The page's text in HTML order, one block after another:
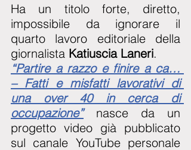
Ha un titolo forte, diretto,
impossibile da ignorare il
quarto lavoro editoriale della
giornalista Katiuscia Laneri.
“Partire a razzo e finire a ca…
– Fatti e misfatti lavorativi di
una over 40 in cerca di
occupazione” nasce da un
progetto video già pubblicato
sul canale YouTube personale